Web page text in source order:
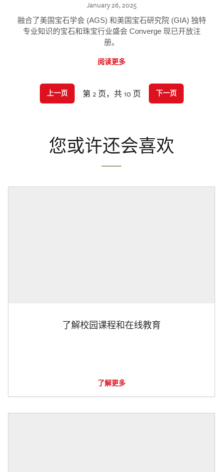
January 26, 2025
融合了美国宝石学会 (AGS) 和美国宝石研究院 (GIA) 独特
专业知识的宝石和珠宝行业盛会 Converge 现已开放注
册。
阅读更多
上一页 第 2 页，共 10 页 下一页
您或许还会喜欢
了解校园课程和在线教育
了解更多